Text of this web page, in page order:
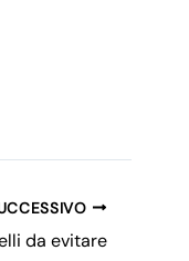
da evitare